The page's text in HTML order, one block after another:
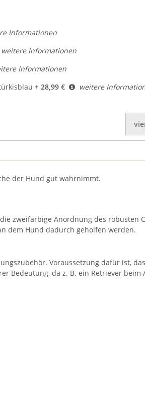
Informationen
weitere Informationen
Informationen
+ 28,99 €
weitere
der Hund gut wahrnimmt.
zweifarbige Anordnung des robusten
dem Hund dadurch geholfen werden.
Voraussetzung dafür ist,
Bedeutung, da z. B. ein Retriever